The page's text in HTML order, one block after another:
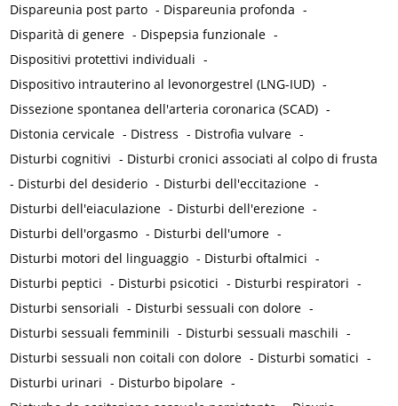
Dispareunia post parto - Dispareunia profonda -
Disparità di genere - Dispepsia funzionale -
Dispositivi protettivi individuali -
Dispositivo intrauterino al levonorgestrel (LNG-IUD) -
Dissezione spontanea dell'arteria coronarica (SCAD) -
Distonia cervicale - Distress - Distrofia vulvare -
Disturbi cognitivi - Disturbi cronici associati al colpo di frusta
- Disturbi del desiderio - Disturbi dell'eccitazione -
Disturbi dell'eiaculazione - Disturbi dell'erezione -
Disturbi dell'orgasmo - Disturbi dell'umore -
Disturbi motori del linguaggio - Disturbi oftalmici -
Disturbi peptici - Disturbi psicotici - Disturbi respiratori -
Disturbi sensoriali - Disturbi sessuali con dolore -
Disturbi sessuali femminili - Disturbi sessuali maschili -
Disturbi sessuali non coitali con dolore - Disturbi somatici -
Disturbi urinari - Disturbo bipolare -